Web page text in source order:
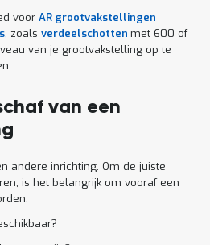
voor AR grootvakstellingen
, zoals verdeelschotten met 600 of
van je grootvakstelling op te
van een
andere inrichting. Om de juiste
is het belangrijk om vooraf een